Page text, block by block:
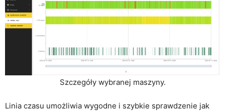
Szczegóły wybranej maszyny.
Linia czasu umożliwia wygodne i szybkie sprawdzenie jak